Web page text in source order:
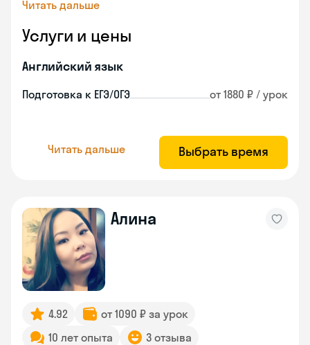
Читать дальше
Услуги и цены
Английский язык
Подготовка к ЕГЭ/ОГЭ от 1880 ₽ / урок
Читать дальше Выбрать время
Алина
4.92
от 1090 ₽ за урок
10 лет опыта
3 отзыва